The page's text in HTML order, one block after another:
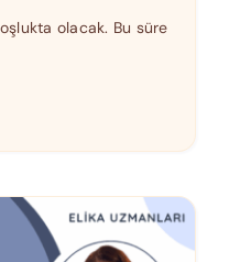
olacak. Bu süre